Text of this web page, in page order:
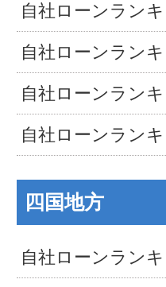
自社ローンランキ
自社ローンランキ
自社ローンランキ
自社ローンランキ
四国地方
自社ローンランキ